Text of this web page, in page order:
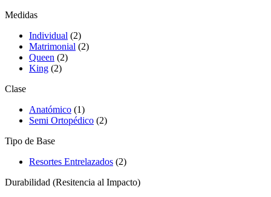
Medidas
Individual (2)
Matrimonial (2)
Queen (2)
King (2)
Clase
Anatómico (1)
Semi Ortopédico (2)
Tipo de Base
Resortes Entrelazados (2)
Durabilidad (Resitencia al Impacto)